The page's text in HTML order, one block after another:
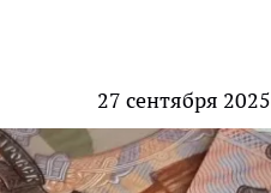
27 сентября 2025